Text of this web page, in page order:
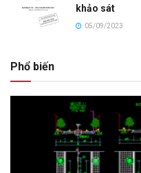
khảo sát
05/09/2023
Phổ biến